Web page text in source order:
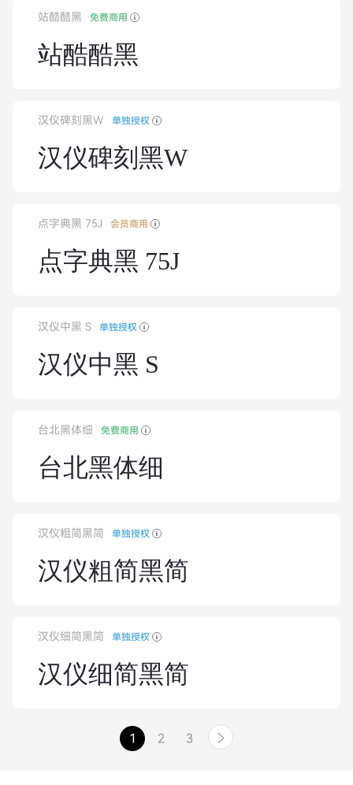
站酷酷黑 免费商用
站酷酷黑
汉仪碑刻黑W 单独授权
汉仪碑刻黑W
点字典黑 75J 会员商用
点字典黑 75J
汉仪中黑 S 单独授权
汉仪中黑 S
台北黑体细 免费商用
台北黑体细
汉仪粗简黑简 单独授权
汉仪粗简黑简
汉仪细简黑简 单独授权
汉仪细简黑简
1 2 3 